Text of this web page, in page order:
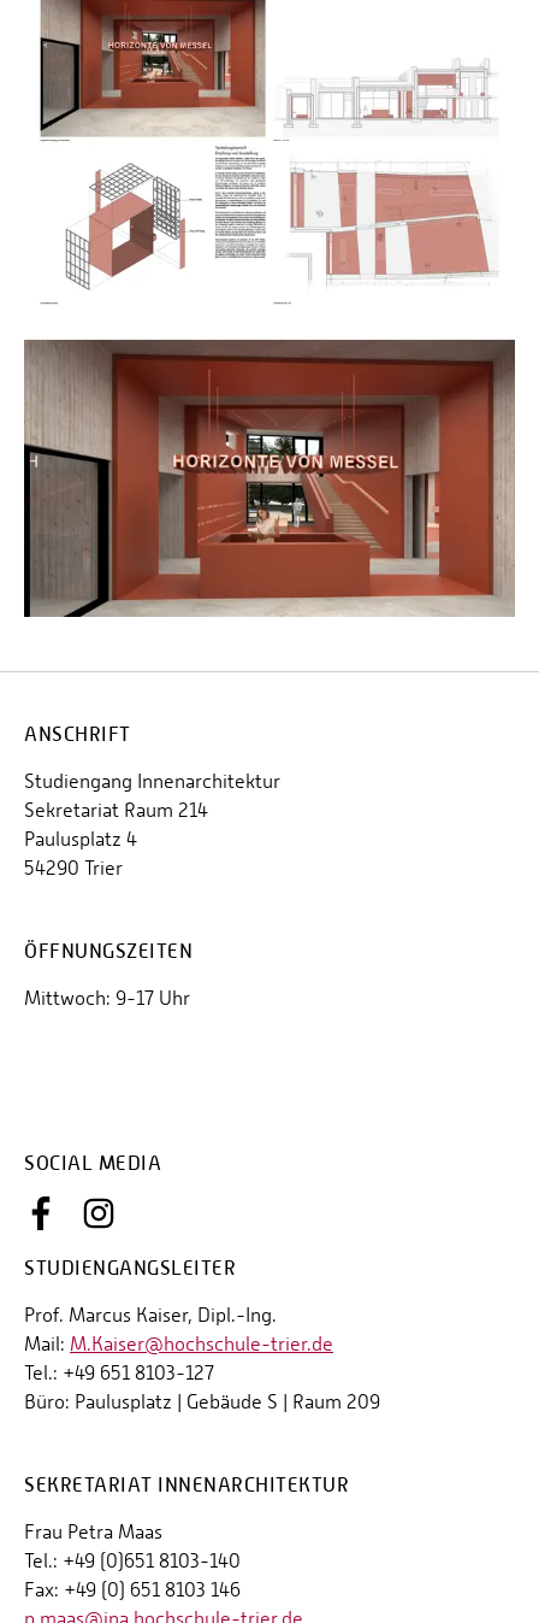
ANSCHRIFT
Studiengang Innenarchitektur
Sekretariat Raum 214
Paulusplatz 4
54290 Trier
ÖFFNUNGSZEITEN
Mittwoch: 9-17 Uhr
SOCIAL MEDIA
STUDIENGANGSLEITER
Prof. Marcus Kaiser, Dipl.-Ing.
Mail: M.Kaiser@hochschule-trier.de
Tel.: +49 651 8103-127
Büro: Paulusplatz | Gebäude S | Raum 209
SEKRETARIAT INNENARCHITEKTUR
Frau Petra Maas
Tel.: +49 (0)651 8103-140
Fax: +49 (0) 651 8103 146